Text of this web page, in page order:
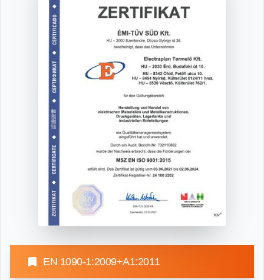
EN 1090-1:2009+A1:2011